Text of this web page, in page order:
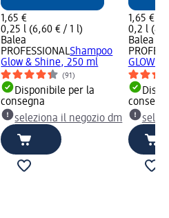
1,65 €
0,25 l (6,60 € / 1 l)
Balea
PROFESSIONALShampoo
Glow & Shine, 250 ml
(91)
Disponibile per la
consegna
seleziona il negozio dm
1,65 €
0,2 l
Balea
GLOW &